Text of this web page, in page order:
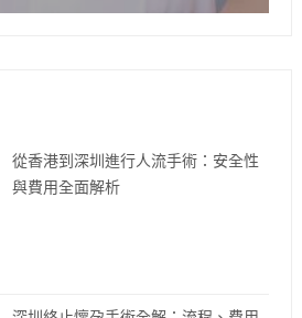
從香港到深圳進行人流手術：安全性
與費用全面解析